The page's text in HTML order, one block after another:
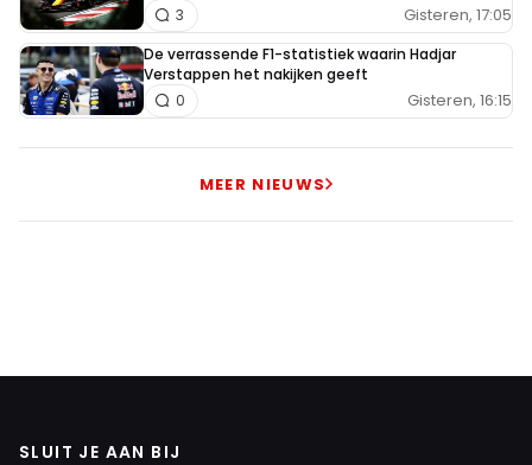
Gisteren, 17:05
3
De verrassende F1-statistiek waarin Hadjar
Verstappen het nakijken geeft
Gisteren, 16:15
0
MEER NIEUWS
SLUIT JE AAN BIJ